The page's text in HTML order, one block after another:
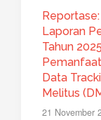
Laporan
Tahun
Data
Melitus
21 November